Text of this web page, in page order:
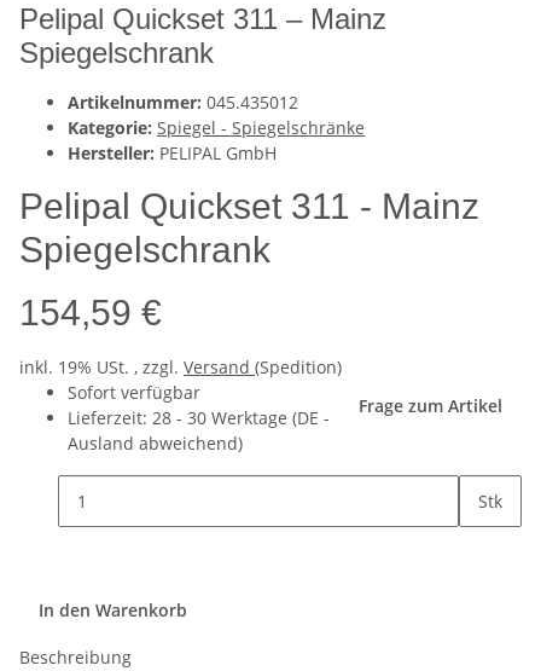
Pelipal Quickset 311 – Mainz
Spiegelschrank
Artikelnummer: 045.435012
Kategorie: Spiegel - Spiegelschränke
Hersteller: PELIPAL GmbH
Pelipal Quickset 311 - Mainz
Spiegelschrank
154,59 €
inkl. 19% USt. , zzgl. Versand (Spedition)
Sofort verfügbar
Lieferzeit: 28 - 30 Werktage (DE -
Ausland abweichend)
Frage zum Artikel
Stk
In den Warenkorb
Beschreibung